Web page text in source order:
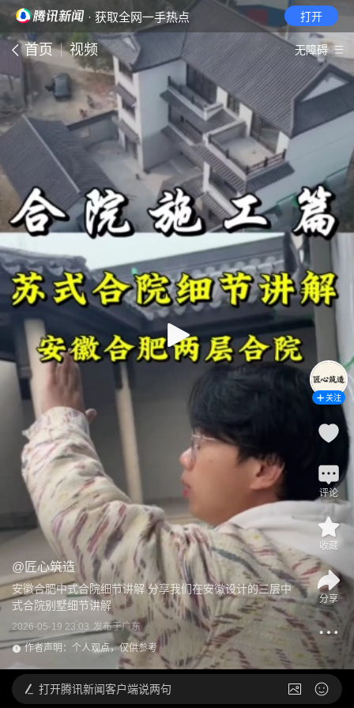
· 获取全网一手热点 打开
首页 视频 无障碍
@ 匠心筑造
安徽合肥中式合院细节讲解 分享我们在安徽设计的三层中
式合院别墅细节讲解
2026-05-19 23:03 发布于广东
作者声明：个人观点，仅供参考
关注
评论
收藏
分享
打开腾讯新闻客户端说两句